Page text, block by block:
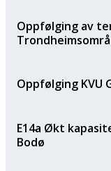
Oppfølging av
Oppfølging KVU
E14a Økt
Bodø